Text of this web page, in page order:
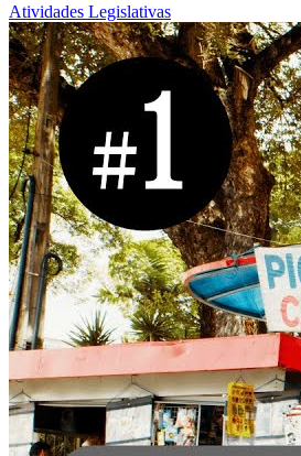
Atividades Legislativas